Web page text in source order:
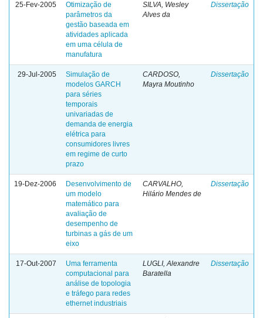
25-Fev-2005
Otimização de
parâmetros da
gestão baseada em
atividades aplicada
em uma célula de
manufatura
SILVA, Wesley
Alves da
Dissertação
29-Jul-2005
Simulação de
modelos GARCH
para séries
temporais
univariadas de
demanda de energia
elétrica para
consumidores livres
em regime de curto
prazo
CARDOSO,
Mayra Moutinho
Dissertação
19-Dez-2006
Desenvolvimento de
um modelo
matemático para
avaliação de
desempenho de
turbinas a gás de um
eixo
CARVALHO,
Hilário Mendes de
Dissertação
17-Out-2007
Uma ferramenta
computacional para
análise de topologia
e tráfego para redes
ethernet industriais
LUGLI, Alexandre
Baratella
Dissertação